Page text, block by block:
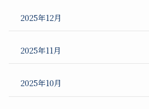
2025年12月
2025年11月
2025年10月